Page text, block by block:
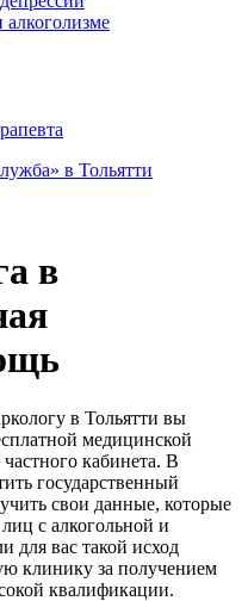
в Тольятти
в
в Тольятти вы
медицинской
кабинета. В
государственный
свои данные, которые
с алкогольной и
для вас такой исход
клинику за получением
квалификации.